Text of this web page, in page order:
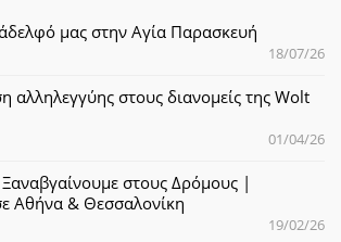
μας στην Αγία Παρασκευή
18/07/26
αλληλεγγύης στους διανομείς της Wolt
01/04/26
στους Δρόμους |
Αθήνα & Θεσσαλονίκη
19/02/26